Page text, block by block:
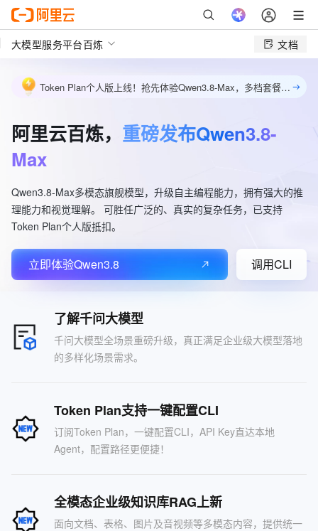
大模型服务平台百炼 文档
Token Plan个人版上线！抢先体验Qwen3.8-Max，多档套餐灵活选购，包月最低39元起。立即订阅
阿里云百炼， 重磅发布Qwen3.8-
Max
Qwen3.8-Max多模态旗舰模型，升级自主编程能力，拥有强大的推
理能力和视觉理解。 可胜任广泛的、真实的复杂任务，已支持
Token Plan个人版抵扣。
立即体验Qwen3.8 调用CLI
了解千问大模型
千问大模型全场景重磅升级，真正满足企业级大模型落地
的多样化场景需求。
Token Plan支持一键配置CLI
订阅Token Plan，一键配置CLI，API Key直达本地
Agent，配置路径更便捷！
全模态企业级知识库RAG上新
面向文档、表格、图片及音视频等多模态内容，提供统一